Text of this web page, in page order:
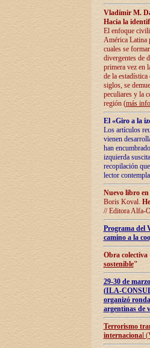
Vladímir M.
Hacia la
El enfoque
América Latina
cuales se
divergentes de
primera vez en
de la
siglos, se
peculiares y la
región (más
El «Giro a la
Los artículos
vienen
han
izquierda
recopilación
lector
Nuevo libro
Boris Koval.
// Editora Alfa-
Programa del
camino a la
Obra
sostenible"
29-30 de
(ILA-
organizó
argentinas de
Terrorismo
internacional